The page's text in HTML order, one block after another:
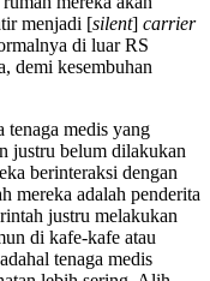
menjadi [silent] carrier
di luar RS
demi kesembuhan
tenaga medis yang
justru belum dilakukan
berinteraksi dengan
mereka adalah penderita
justru melakukan
di kafe-kafe atau
tenaga medis